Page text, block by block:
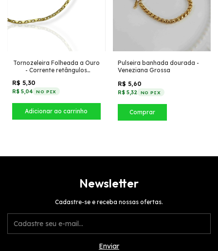
Tornozeleira Folheada a Ouro
- Corrente retângulos
R$ 5,30
R$ 5,04 NO PIX
Pulseira banhada dourada -
Veneziana Grossa
R$ 5,60
R$ 5,32 NO PIX
Comprar
Newsletter
Cadastre-se e receba nossas ofertas.